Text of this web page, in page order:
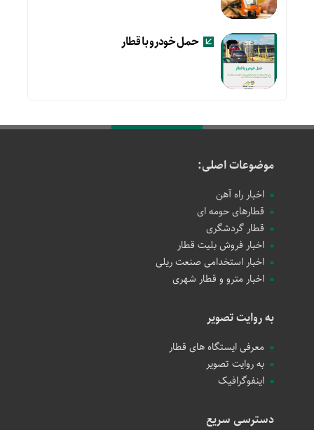
حمل خودرو با قطار
موضوعات اصلی:
اخبار راه آهن
قطارهای حومه ای
قطار گردشگری
اخبار فروش بلیت قطار
اخبار استخدامی صنعت ریلی
اخبار مترو و قطار شهری
به روایت تصویر
معرفی ایستگاه های قطار
به روایت تصویر
اینفوگرافیک
دسترسی سریع